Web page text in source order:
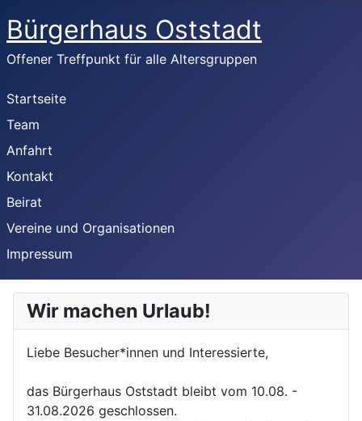
Bürgerhaus Oststadt
Offener Treffpunkt für alle Altersgruppen
Startseite
Team
Anfahrt
Kontakt
Beirat
Vereine und Organisationen
Impressum
Wir machen Urlaub!
Liebe Besucher*innen und Interessierte,
das Bürgerhaus Oststadt bleibt vom 10.08. -
31.08.2026 geschlossen.